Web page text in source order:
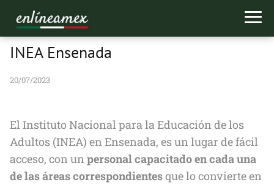
INEA Ensenada
20/07/2023
El Instituto Nacional para la Educación de los
Adultos (INEA) en Ensenada, es un lugar de fácil
acceso, con unpersonal capacitado en cada una
de las áreas correspondientesque lo convierte en